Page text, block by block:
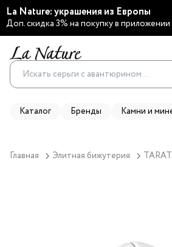
La Nature: украшения из Европы
Доп. скидка 3% на покупку в приложении
Каталог Бренды Камни и
Главная Элитная бижутерия